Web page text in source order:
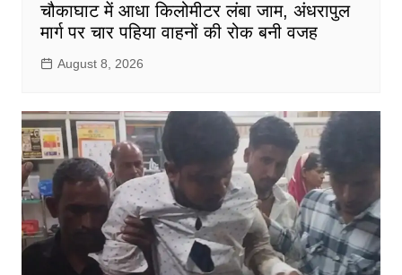
चौकाघाट में आधा किलोमीटर लंबा जाम, अंधरापुल
मार्ग पर चार पहिया वाहनों की रोक बनी वजह
August 8, 2026